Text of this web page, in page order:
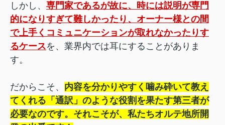
しかし、 専門家であるが故に、時には説明が専門
的になりすぎて難しかったり、オーナー様との間
で上手くコミュニケーションが取れなかったりす
るケースを、業界内では耳にすることがありま
す。
だからこそ、 内容を分かりやすく噛み砕いて教え
てくれる「通訳」のような役割を果たす第三者が
必要なのです。それこそが、私たちオルテ地所開